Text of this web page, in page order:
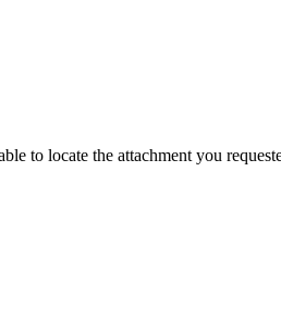
to locate the attachment you